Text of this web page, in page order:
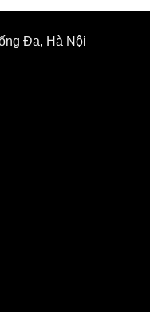
Đa, Hà Nội